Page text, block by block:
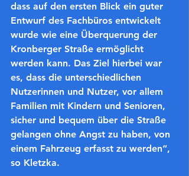
dass auf den ersten Blick ein guter
Entwurf des Fachbüros entwickelt
wurde wie eine Überquerung der
Kronberger Straße ermöglicht
werden kann. Das Ziel hierbei war
es, dass die unterschiedlichen
Nutzerinnen und Nutzer, vor allem
Familien mit Kindern und Senioren,
sicher und bequem über die Straße
gelangen ohne Angst zu haben, von
einem Fahrzeug erfasst zu werden“,
so Kletzka.